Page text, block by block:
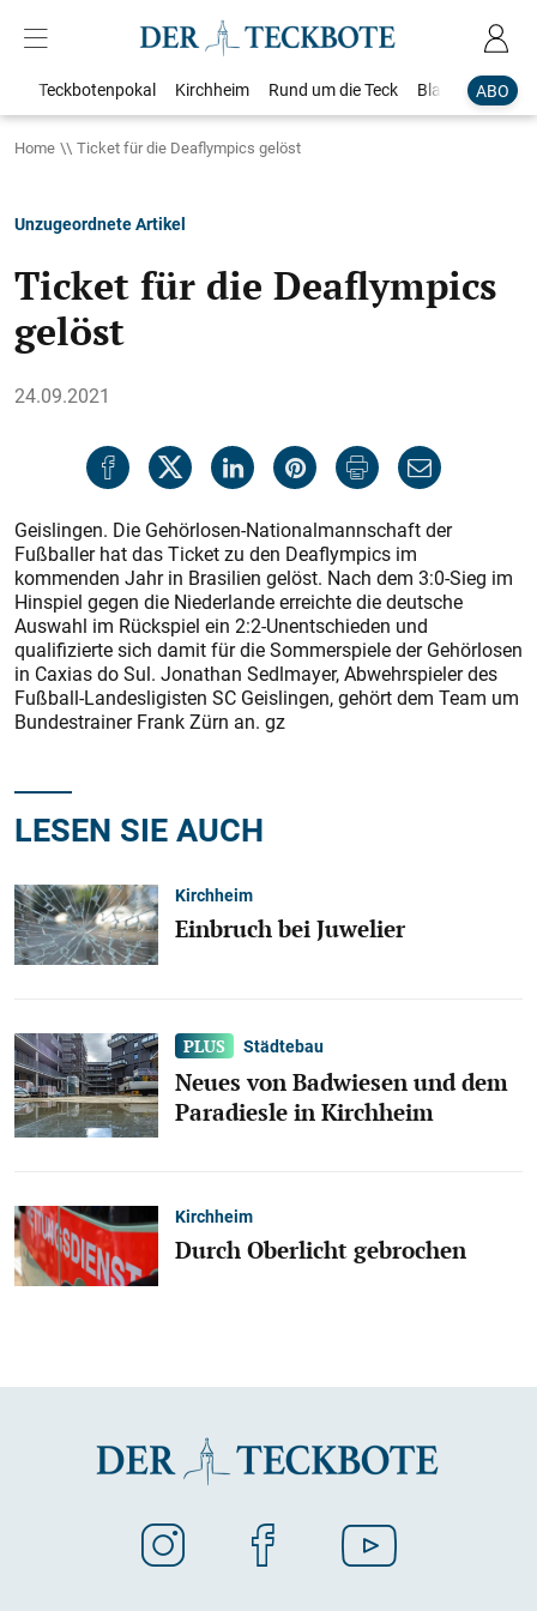
ABO
Teckbotenpokal Kirchheim Rund um die Teck Blaulicht
Home Ticket für die Deaflympics gelöst
Unzugeordnete Artikel
Ticket für die Deaflympics
gelöst
24.09.2021
Geislingen. Die Gehörlosen-Natio­nalmannschaft der
Fußballer hat das Ticket zu den Deaflympics im
kommenden Jahr in Brasilien gelöst. Nach dem 3:0-Sieg im
Hinspiel gegen die Niederlande erreichte die deutsche
Auswahl im Rückspiel ein 2:2-Unentschieden und
qualifizierte sich damit für die Sommerspiele der Gehörlosen
in Caxias do Sul. Jonathan Sedlmayer, Abwehrspieler des
Fußball-Landesligisten SC Geislingen, gehört dem Team um
Bundestrainer Frank Zürn an. gz
LESEN SIE AUCH
Kirchheim
Einbruch bei Juwelier
Städtebau
Neues von Badwiesen und dem
Paradiesle in Kirchheim
Kirchheim
Durch Oberlicht gebrochen